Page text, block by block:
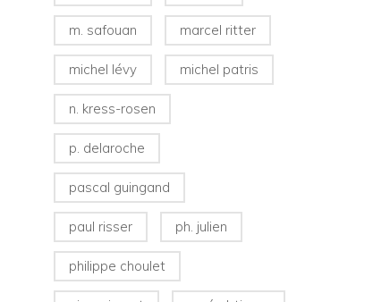
m. safouan marcel ritter
michel lévy michel patris
n. kress-rosen
p. delaroche
pascal guingand
paul risser ph. julien
philippe choulet